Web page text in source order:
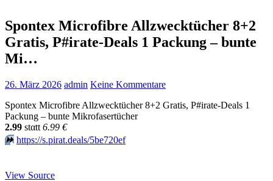
Spontex Microfibre Allzwecktücher 8+2
Gratis, P#irate-Deals 1 Packung – bunte
Mi…
26. März 2026 admin Keine Kommentare
Spontex Microfibre Allzwecktücher 8+2 Gratis, P#irate-Deals 1
Packung – bunte Mikrofasertücher
2.99 stαtt 6.99 €
⏩️ https://s.pirat.deals/5be720ef
View Source